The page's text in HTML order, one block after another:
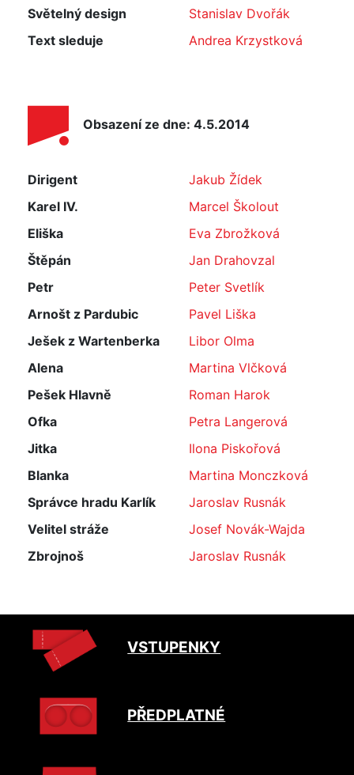
Světelný design
Stanislav Dvořák
Text sleduje
Andrea Krzystková
Obsazení ze dne: 4.5.2014
Dirigent
Jakub Žídek
Karel IV.
Marcel Školout
Eliška
Eva Zbrožková
Štěpán
Jan Drahovzal
Petr
Peter Svetlík
Arnošt z Pardubic
Pavel Liška
Ješek z Wartenberka
Libor Olma
Alena
Martina Vlčková
Pešek Hlavně
Roman Harok
Ofka
Petra Langerová
Jitka
Ilona Piskořová
Blanka
Martina Monczková
Správce hradu Karlík
Jaroslav Rusnák
Velitel stráže
Josef Novák-Wajda
Zbrojnoš
Jaroslav Rusnák
VSTUPENKY
PŘEDPLATNÉ